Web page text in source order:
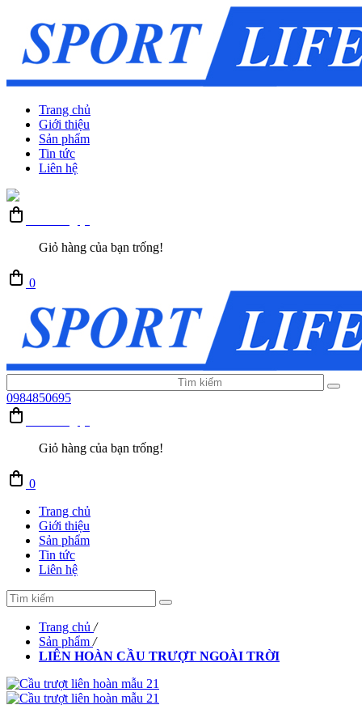
Trang chủ
Giới thiệu
Sản phẩm
Tin tức
Liên hệ
Giỏ hàng của bạn trống!
0
0984850695
Giỏ hàng của bạn trống!
0
Trang chủ
Giới thiệu
Sản phẩm
Tin tức
Liên hệ
Trang chủ /
Sản phẩm /
LIÊN HOÀN CẦU TRƯỢT NGOÀI TRỜI